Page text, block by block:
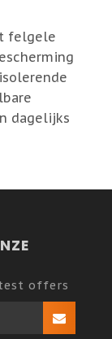
felgele
dagelijks
offers